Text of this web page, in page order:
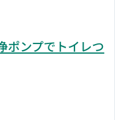
ポンプでトイレつ